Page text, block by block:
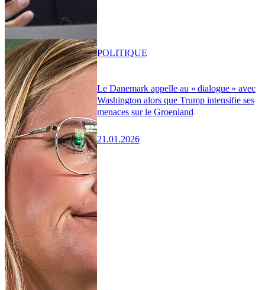
Le Danemark appelle au « dialogue » avec
Washington alors que Trump intensifie ses
menaces sur le Groenland
21.01.2026
POLITIQUE